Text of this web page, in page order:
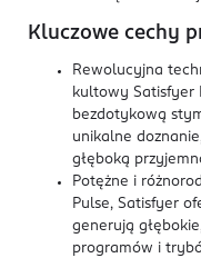
Kluczowe cechy
Rewolucyjna
kultowy Satisfyer
bezdotykową
unikalne
głęboką
Potężne i
Pulse, Satisfyer
generują
programów i